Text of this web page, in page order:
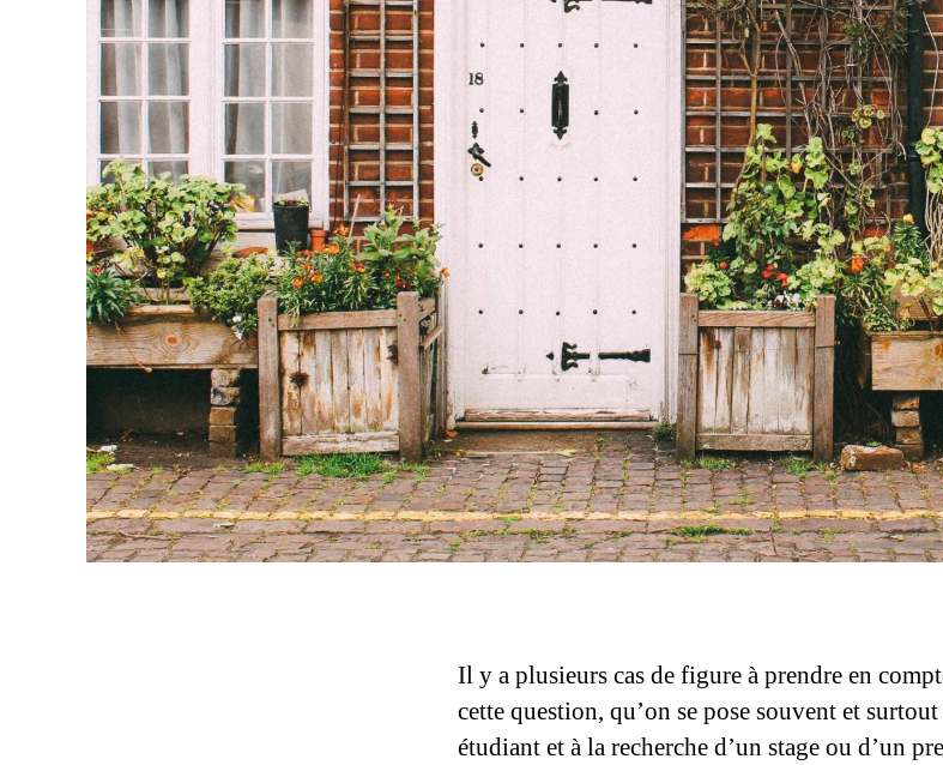
Il y a plusieurs cas de figure à prendre en
cette question, qu’on se pose souvent et
étudiant et à la recherche d’un stage ou d’un